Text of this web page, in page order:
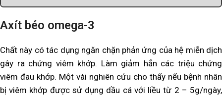
Axít béo omega-3
Chất này có tác dụng ngăn chặn phản ứng của hệ miễn dịch
gây ra chứng viêm khớp. Làm giảm hẳn các triệu chứng
viêm đau khớp. Một vài nghiên cứu cho thấy nếu bệnh nhân
bị viêm khớp được sử dụng dầu cá với liều từ 2 – 5g/ngày,